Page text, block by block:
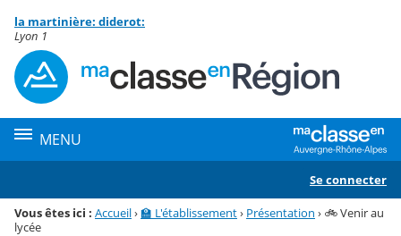
Menu de la rubrique
Contenu
la martinière: diderot:
Lyon 1
MENU
Se connecter
Vous êtes ici : Accueil›🏫 L'établissement› Présentation › 🚲 Venir au
lycée